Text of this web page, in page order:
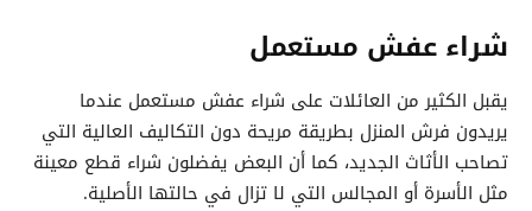
شراء عفش مستعمل
يقبل الكثير من العائلات على شراء عفش مستعمل عندما
يريدون فرش المنزل بطريقة مريحة دون التكاليف العالية التي
تصاحب الأثاث الجديد، كما أن البعض يفضلون شراء قطع معينة
مثل الأسرة أو المجالس التي لا تزال في حالتها الأصلية.